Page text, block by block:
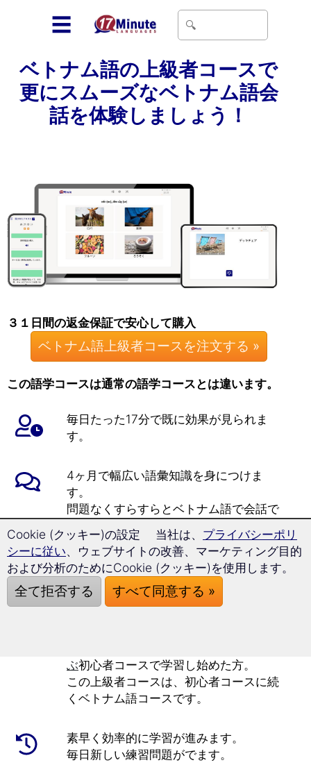
☰
ベトナム語の上級者コースで
更にスムーズなベトナム語会
話を体験しましょう！
３１日間の返金保証で安心して購入
ベトナム語上級者コースを注文する »
この語学コースは通常の語学コースとは違います。
毎日たった17分で既に効果が見られま
す。
4ヶ月で幅広い語彙知識を身につけま
す。
問題なくすらすらとベトナム語で会話で
きるようになります。
このベトナム語上級者コースでは、ヨー
ロッパで学習者の習得状況を示す際に用
いられるガイドライン、 ヨーロッパ言
ぶ初心者コースで学習し始めた方。
この上級者コースは、初心者コースに続
くベトナム語コースです。
素早く効率的に学習が進みます。
毎日新しい練習問題がでます。
Cookie (クッキー)の設定 当社は、 プライバシーポリ
シーに従い、ウェブサイトの改善、マーケティング目的
および分析のためにCookie (クッキー)を使用します。
全て拒否する すべて同意する »